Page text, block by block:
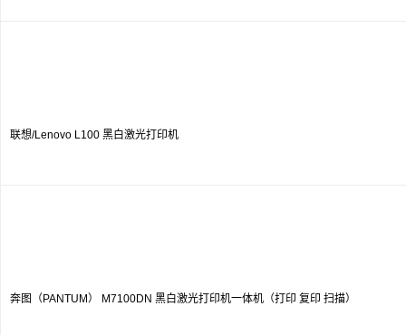
联想/Lenovo L100 黑白激光打印机
奔图（PANTUM） M7100DN 黑白激光打印机一体机（打印 复印 扫描）